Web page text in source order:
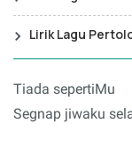
Lirik Lagu
Tiada sepertiMu
Segnap jiwaku